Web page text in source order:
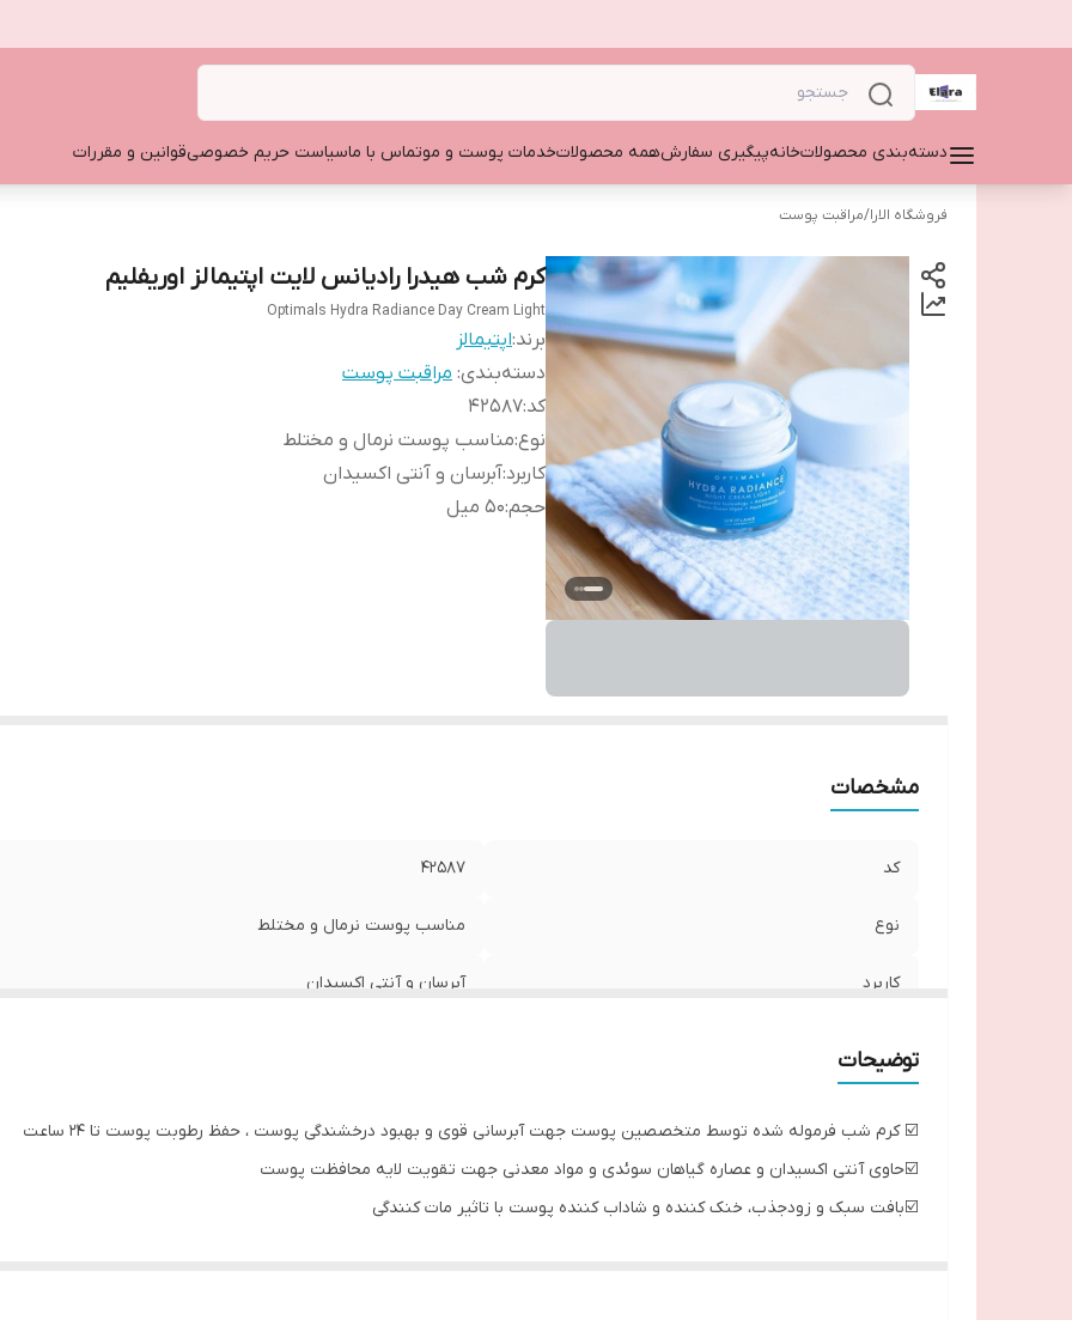
دسته‌بندی محصولاتخانهپیگیری سفارشهمه محصولاتخدمات پوست و موتماس با ماسیاست حریم خصوصیقوانین و مقررات
فروشگاه الارا/مراقبت پوست
کرم شب هیدرا رادیانس لایت اپتیمالز اوریفلیم
Optimals Hydra Radiance Day Cream Light
برند:اپتیمالز
دسته‌بندی: مراقبت پوست
کد:۴۲۵۸۷
نوع:مناسب پوست نرمال و مختلط
کاربرد:آبرسان و آنتی اکسیدان
حجم:۵۰ میل
مشخصات
کد ۴۲۵۸۷
نوع مناسب پوست نرمال و مختلط
کاربرد آبرسان و آنتی اکسیدان
توضیحات
☑️ کرم شب فرموله شده توسط متخصصین پوست جهت آبرسانی قوی و بهبود درخشندگی پوست ، حفظ رطوبت پوست تا 24 ساعت
☑️حاوی آنتی اکسیدان و عصاره گیاهان سوئدی و مواد معدنی جهت تقویت لایه محافظت پوست
☑️بافت سبک و زودجذب، خنک کننده و شاداب کننده پوست با تاثیر مات کنندگی